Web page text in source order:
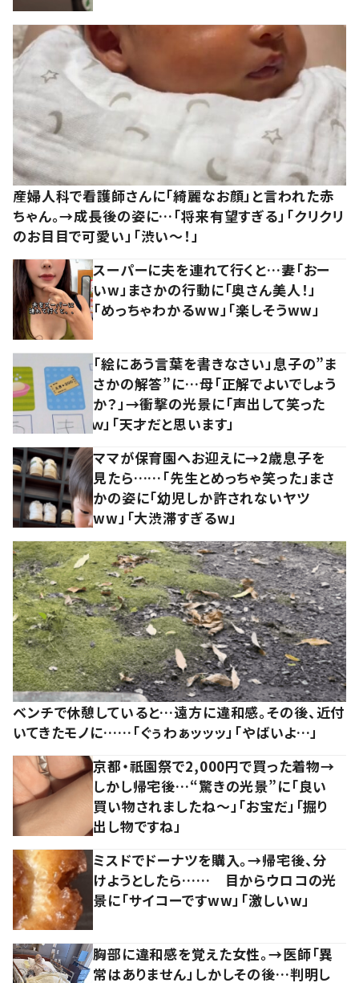
産婦人科で看護師さんに「綺麗なお顔」と言われた赤
ちゃん。→成長後の姿に…「将来有望すぎる」「クリクリ
のお目目で可愛い」「渋い～！」
スーパーに夫を連れて行くと…妻「おー
いw」まさかの行動に「奥さん美人！」
「めっちゃわかるww」「楽しそうww」
「絵にあう言葉を書きなさい」息子の”ま
さかの解答”に…母「正解でよいでしょう
か？」→衝撃の光景に「声出して笑った
ｗ」「天才だと思います」
ママが保育園へお迎えに→2歳息子を
見たら……「先生とめっちゃ笑った」まさ
かの姿に「幼児しか許されないヤツ
ww」「大渋滞すぎるw」
ベンチで休憩していると…遠方に違和感。その後、近付
いてきたモノに……「ぐぅわぁッッッ」「やばいよ…」
京都・祇園祭で2,000円で買った着物→
しかし帰宅後…“驚きの光景”に「良い
買い物されましたね～」「お宝だ」「掘り
出し物ですね」
ミスドでドーナツを購入。→帰宅後、分
けようとしたら…… 目からウロコの光
景に「サイコーですww」「激しいw」
胸部に違和感を覚えた女性。→医師「異
常はありません」しかしその後…判明し